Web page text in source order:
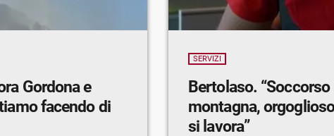
Gordona e
facendo di
SERVIZI
Bertolaso. “Soccorso
montagna,
si lavora”